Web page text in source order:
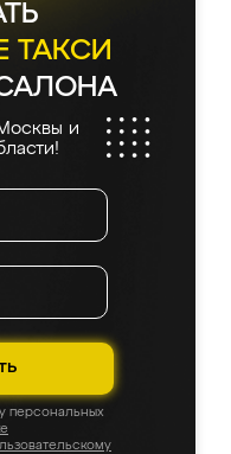
ТАКСИ
и
персональных